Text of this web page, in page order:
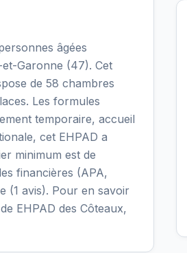
âgées
Garonne (47). Cet
de 58 chambres
Les formules
temporaire, accueil
cet EHPAD a
minimum est de
financières (APA,
(1 avis). Pour en savoir
EHPAD des Côteaux,